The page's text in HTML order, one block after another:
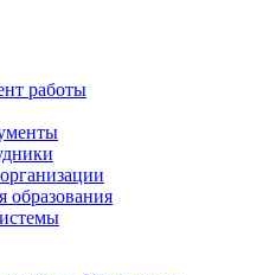
работы
образования